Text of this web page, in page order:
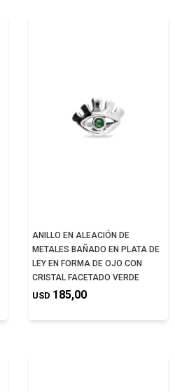
ANILLO EN ALEACIÓN DE
METALES BAÑADO EN PLATA DE
LEY EN FORMA DE OJO CON
CRISTAL FACETADO VERDE
USD 185,00